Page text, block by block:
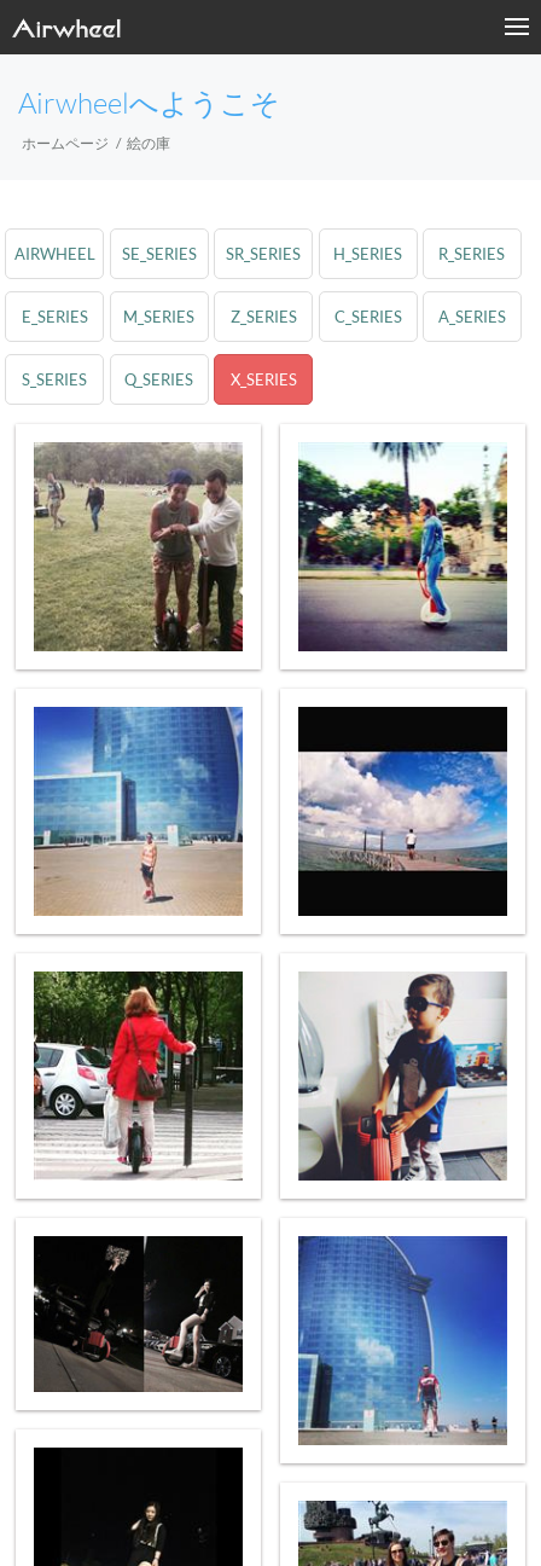
Airwheelへようこそ
ホームページ 絵の庫
AIRWHEEL SE_SERIES SR_SERIES H_SERIES R_SERIES
E_SERIES M_SERIES Z_SERIES C_SERIES A_SERIES
S_SERIES Q_SERIES X_SERIES